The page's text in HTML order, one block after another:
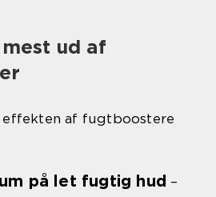
ud af
effekten af fugtboostere
på let fugtig hud –